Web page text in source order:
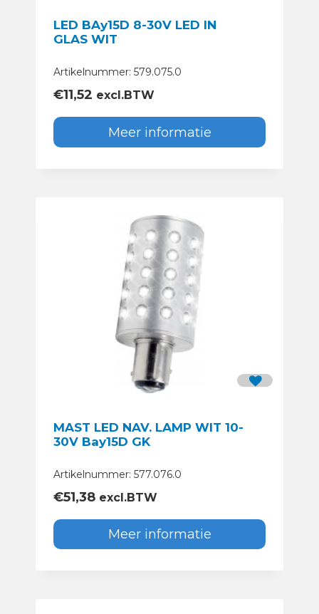
LED BAy15D 8-30V LED IN
GLAS WIT
Artikelnummer: 579.075.0
€11,52 excl.BTW
Meer informatie
MAST LED NAV. LAMP WIT 10-
30V Bay15D GK
Artikelnummer: 577.076.0
€51,38 excl.BTW
Meer informatie